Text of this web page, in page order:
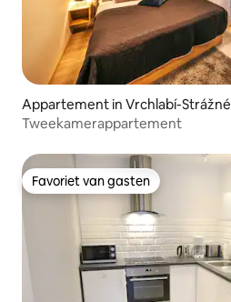
Appartement in Vrchlabí-Strážné
Tweekamerappartement
Favoriet van gasten
Favoriet van gasten